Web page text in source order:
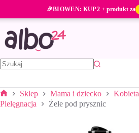
treści
🎉BIOWEN: KUP 2 + produkt za
Strona
główna
Sklep Mama i dziecko Kobieta
Pielęgnacja
Żele pod prysznic